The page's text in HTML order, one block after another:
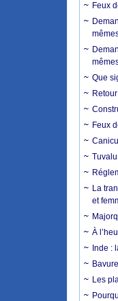
Feux
Que
Feux
La
et
À
Inde :
Les